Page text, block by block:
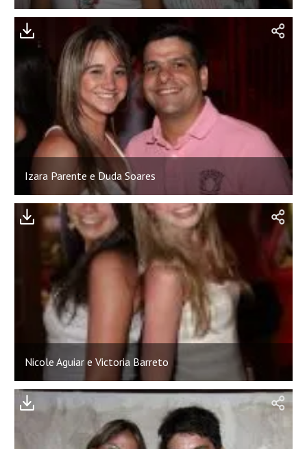
Izara Parente e Duda Soares
Nicole Aguiar e Victoria Barreto